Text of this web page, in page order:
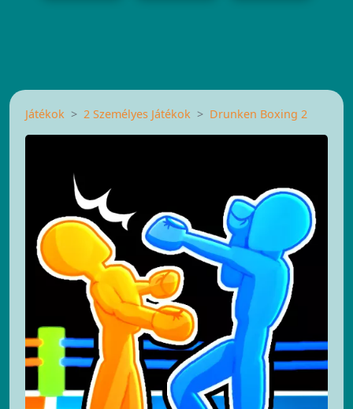
Játékok 2 Személyes Játékok Drunken Boxing 2